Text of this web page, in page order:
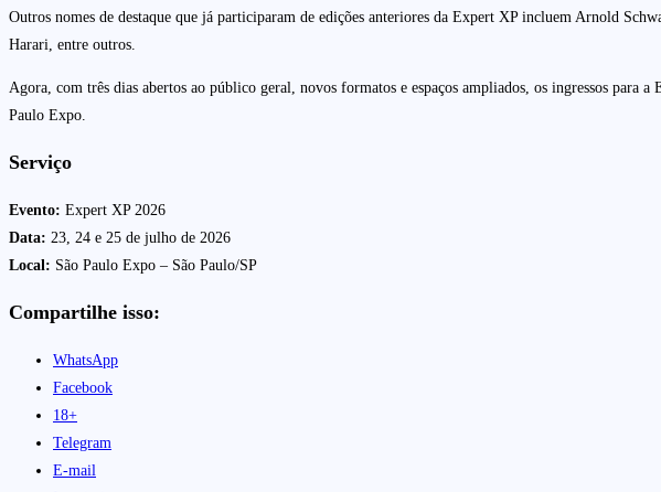
Outros nomes de destaque que já participaram de edições anteriores da Expert XP incluem Arnold
Harari, entre outros.
Agora, com três dias abertos ao público geral, novos formatos e espaços ampliados, os ingressos para
Paulo Expo.
Serviço
Evento: Expert XP 2026
Data: 23, 24 e 25 de julho de 2026
Local: São Paulo Expo – São Paulo/SP
Compartilhe isso:
WhatsApp
Facebook
18+
Telegram
E-mail